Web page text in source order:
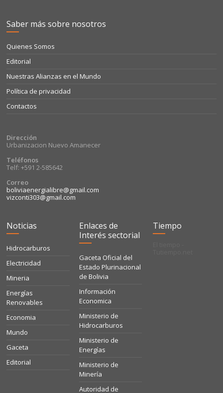
Saber más sobre nosotros
Quienes Somos
Editorial
Nuestras Alianzas en el Mundo
Política de privacidad
Contactos
Dirección
Urbanizacion Nuevo Amanecer
Teléfonos
Telf: +591 2-585642
Correo
boliviaenergialibre@gmail.com
vizconti303@gmail.com
Noticias
Hidrocarburos
Electricidad
Mineria
Energías
Renovables
Economia
Mundo
Gaceta
Editorial
Enlaces de
Interés sectorial
Gaceta Oficial del
Estado Plurinacional
de Bolivia
Información
Economica
Ministerio de
Hidrocarburos
Ministerio de
Energías
Ministerio de
Minería
Autoridad de
Tiempo